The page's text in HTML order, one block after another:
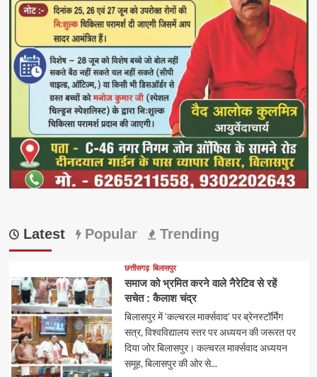
Latest Popular Trending
छत्तीसगढ़ बिलासपुर
समाज को भ्रमित करने वाले नैरेटिव से रहें
सचेत : कैलाश चंद्र
बिलासपुर में ‘कल्चरल मार्क्सवाद’ पर ब्रेनस्टॉर्मिंग
सत्र, विश्वविद्यालय स्तर पर अध्ययन की जरूरत पर
दिया जोर बिलासपुर। कल्चरल मार्क्सवाद अध्ययन
समूह, बिलासपुर की ओर से...